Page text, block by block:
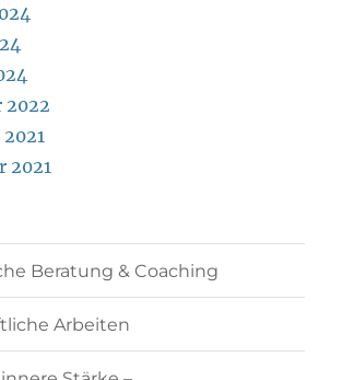
2022
2021
Beratung & Coaching
Arbeiten